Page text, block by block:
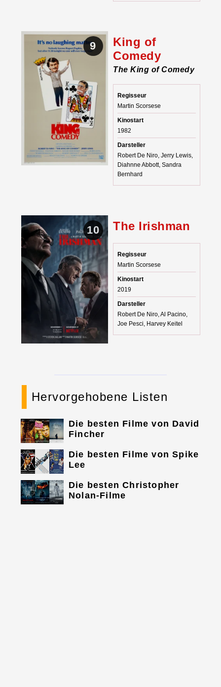
9
King of
Comedy
The King of Comedy
Regisseur
Martin Scorsese
Kinostart
1982
Darsteller
Robert De Niro, Jerry Lewis,
Diahnne Abbott, Sandra
Bernhard
10 The Irishman
Regisseur
Martin Scorsese
Kinostart
2019
Darsteller
Robert De Niro, Al Pacino,
Joe Pesci, Harvey Keitel
Hervorgehobene Listen
Die besten Filme von David
Fincher
Die besten Filme von Spike
Lee
Die besten Christopher
Nolan-Filme